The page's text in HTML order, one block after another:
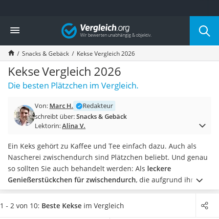
Die beliebtesten Vergleiche nach Kategorie
Lebensmittel
Schwarzkümmelöl
Knäckebrot
Schwarzkümmelöl-Kapseln
Manukahonig
Eiklar
Balsamico-Essig
Schwarzkümmelöl bio
Honig
Gemüsebrühe
Eiskaffee-Pulver
Irischer Whiskey
Grapefruitkernextrakt
Matcha-Set
Vergleich
Snacks & Gebäck Kekse Vergleich 2026
Kekse Vergleich 2026
Die besten Plätzchen im Vergleich.
Von: Marc H.
Redakteur
schreibt über:Snacks & Gebäck
Lektorin:Alina V.
Ein Keks gehört zu Kaffee und Tee einfach dazu. Auch als
Nascherei zwischendurch sind Plätzchen beliebt. Und genau
so sollten Sie auch behandelt werden: Als leckere
Genießerstückchen für zwischendurch, die aufgrund ihrer
hohen Kalorienanzahl ab und zu genossen werden. Wählen
Sie jetzt Kekse aus unserer Vergleichstabelle,
1 - 2 von 10: Beste Kekse im Vergleich